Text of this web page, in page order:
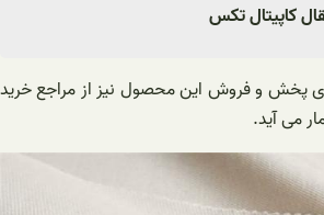
کاپیتال تکس
های پخش و فروش این محصول نیز از مراجع خرید
می آید.